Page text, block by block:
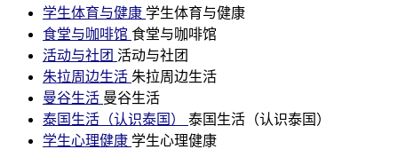
学生体育与健康 学生体育与健康
食堂与咖啡馆 食堂与咖啡馆
活动与社团 活动与社团
朱拉周边生活 朱拉周边生活
曼谷生活 曼谷生活
泰国生活（认识泰国） 泰国生活（认识泰国）
学生心理健康 学生心理健康